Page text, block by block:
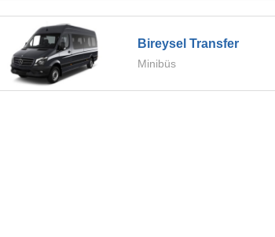
Bireysel Transfer
Minibüs